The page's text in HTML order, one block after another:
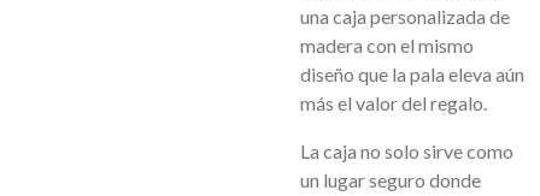
una caja personalizada de
madera con el mismo
diseño que la pala eleva aún
más el valor del regalo.
La caja no solo sirve como
un lugar seguro donde